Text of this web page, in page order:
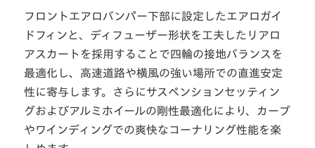
フロントエアロバンパー下部に設定したエアロガイ
ドフィンと、ディフューザー形状を工夫したリアロ
アスカートを採用することで四輪の接地バランスを
最適化し、高速道路や横風の強い場所での直進安定
性に寄与します。さらにサスペンションセッティン
グおよびアルミホイールの剛性最適化により、カーブ
やワインディングでの爽快なコーナリング性能を楽